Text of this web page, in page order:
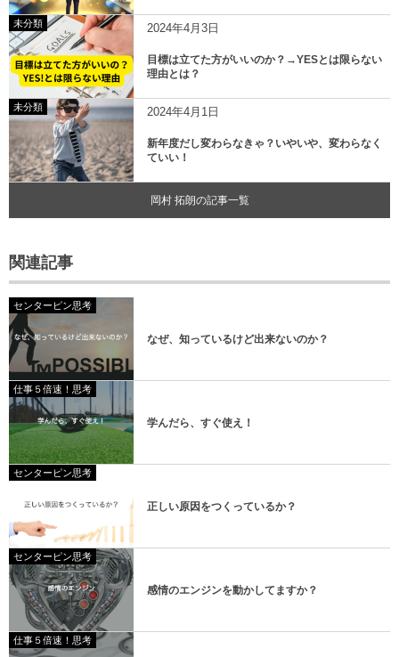
未分類 2024年4月3日
目標は立てた方がいいのか？→YESとは限らない
理由とは？
未分類 2024年4月1日
新年度だし変わらなきゃ？いやいや、変わらなく
ていい！
岡村 拓朗の記事一覧
関連記事
センターピン思考
なぜ、知っているけど出来ないのか？
仕事５倍速！思考
学んだら、すぐ使え！
センターピン思考
正しい原因をつくっているか？
センターピン思考
感情のエンジンを動かしてますか？
仕事５倍速！思考